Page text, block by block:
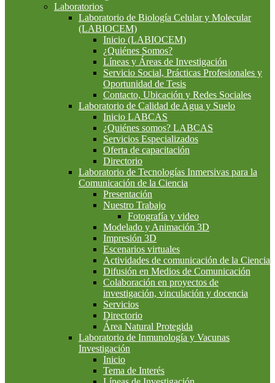
Laboratorios
Laboratorio de Biología Celular y Molecular
(LABIOCEM)
Inicio (LABIOCEM)
¿Quiénes Somos?
Líneas y Áreas de Investigación
Servicio Social, Prácticas Profesionales y
Oportunidad de Tesis
Contacto, Ubicación y Redes Sociales
Laboratorio de Calidad de Agua y Suelo
Inicio LABCAS
¿Quiénes somos? LABCAS
Servicios Especializados
Oferta de capacitación
Directorio
Laboratorio de Tecnologías Inmersivas para la
Comunicación de la Ciencia
Presentación
Nuestro Trabajo
Fotografía y video
Modelado y Animación 3D
Impresión 3D
Escenarios virtuales
Actividades de comunicación de la Ciencia
Difusión en Medios de Comunicación
Colaboración en proyectos de
investigación, vinculación y docencia
Servicios
Directorio
Área Natural Protegida
Laboratorio de Inmunología y Vacunas
Investigación
Inicio
Tema de Interés